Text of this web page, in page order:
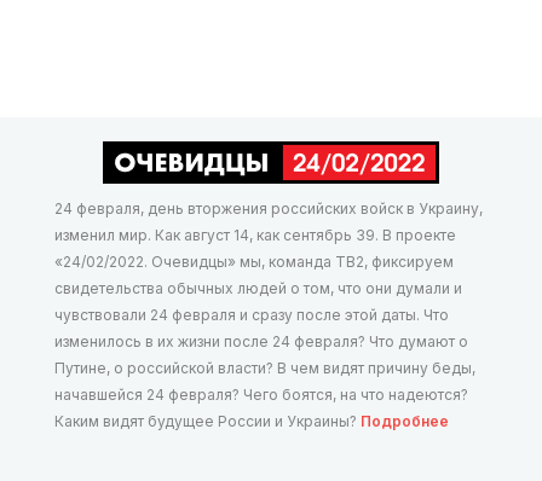
24 февраля, день вторжения российских войск в Украину,
изменил мир. Как август 14, как сентябрь 39. В проекте
«24/02/2022. Очевидцы» мы, команда ТВ2, фиксируем
свидетельства обычных людей о том, что они думали и
чувствовали 24 февраля и сразу после этой даты. Что
изменилось в их жизни после 24 февраля? Что думают о
Путине, о российской власти? В чем видят причину беды,
начавшейся 24 февраля? Чего боятся, на что надеются?
Каким видят будущее России и Украины? Подробнее